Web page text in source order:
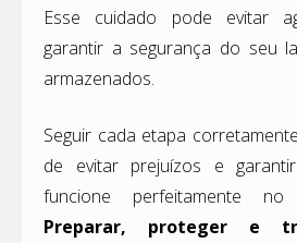
Esse cuidado pode evitar
garantir a segurança do seu
armazenados.
Seguir cada etapa
de evitar prejuízos e
funcione perfeitamente
Preparar, proteger e